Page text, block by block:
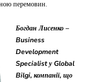
перемовин.
Богдан Лисенко –
Business
Development
Specialist у Global
Bilgi, компанії, що